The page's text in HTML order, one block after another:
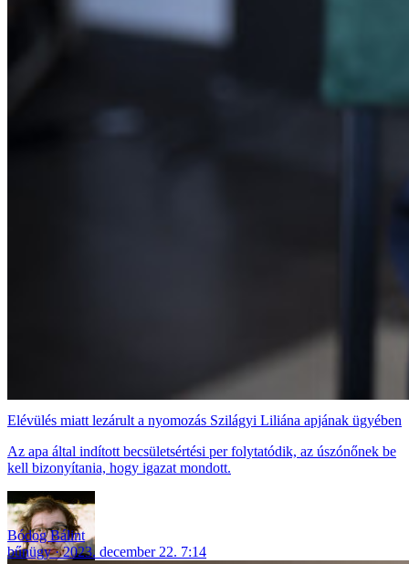
Elévülés miatt lezárult a nyomozás Szilágyi Liliána apjának ügyében
Az apa által indított becsületsértési per folytatódik, az úszónőnek be
kell bizonyítania, hogy igazat mondott.
Bódog Bálint
bűnügy
2023. december 22. 7:14